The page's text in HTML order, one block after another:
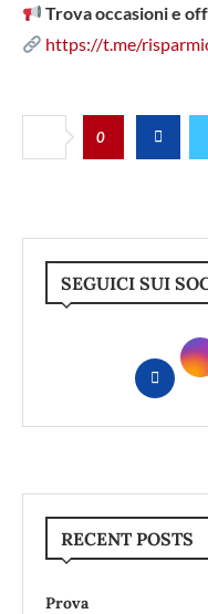
Trova occasioni e
https://t.me/
0
SEGUICI SUI
RECENT POSTS
Prova